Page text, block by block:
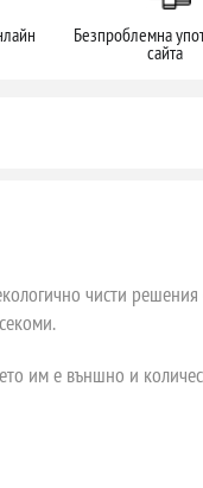
Безпроблемна
сайта
чисти
им е външно и